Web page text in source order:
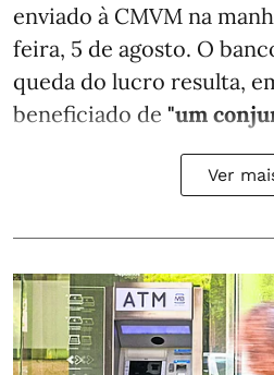
enviado à CMVM na
feira, 5 de agosto. O
queda do lucro resulta,
beneficiado de "um
Ver